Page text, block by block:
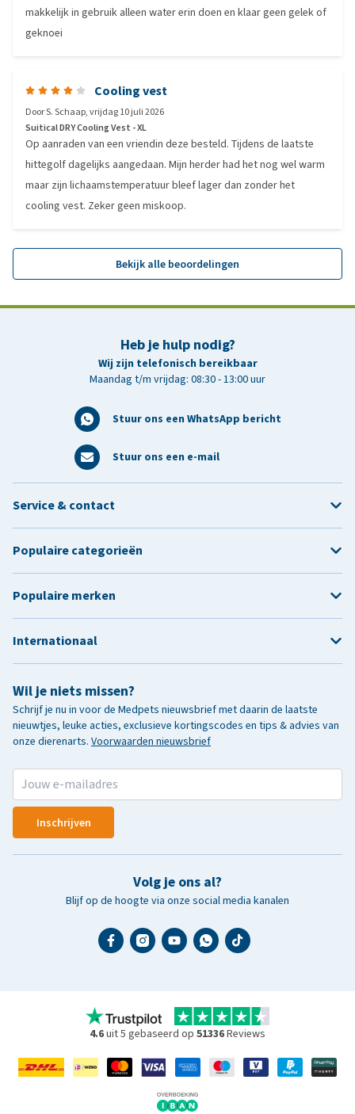
makkelijk in gebruik alleen water erin doen en klaar geen gelek of
geknoei
Cooling vest
DoorS. Schaap,vrijdag 10 juli 2026
Suitical DRY Cooling Vest - XL
Op aanraden van een vriendin deze besteld. Tijdens de laatste
hittegolf dagelijks aangedaan. Mijn herder had het nog wel warm
maar zijn lichaamstemperatuur bleef lager dan zonder het
cooling vest. Zeker geen miskoop.
Bekijk alle beoordelingen
Heb je hulp nodig?
Wij zijn telefonisch bereikbaar
Maandag t/m vrijdag: 08:30 - 13:00 uur
Stuur ons een WhatsApp bericht
Stuur ons een e-mail
Wil je niets missen?
Schrijf je nu in voor de Medpets nieuwsbrief met daarin de laatste
nieuwtjes, leuke acties, exclusieve kortingscodes en tips & advies van
onze dierenarts. Voorwaarden nieuwsbrief
Inschrijven
Volg je ons al?
Blijf op de hoogte via onze social media kanalen
Service & contact
Populaire categorieën
Populaire merken
Internationaal
4.6uit 5 gebaseerd op 51336Reviews